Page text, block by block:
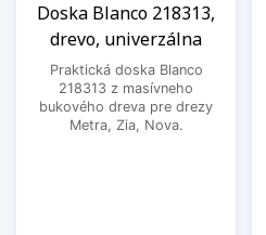
Doska Blanco 218313,
drevo, univerzálna
Praktická doska Blanco
218313 z masívneho
bukového dreva pre drezy
Metra, Zia, Nova.